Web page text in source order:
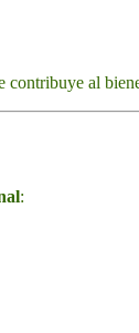
al
: